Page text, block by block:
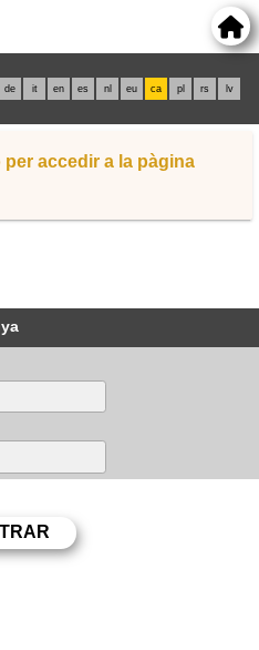
de it en es nl eu ca pl rs lv
accedir a la pàgina